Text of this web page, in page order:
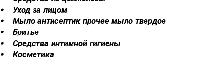
⦁ Уход за лицом
⦁ Мыло антисептик прочее мыло твердое
⦁ Бритье
⦁ Средства интимной гигиены
⦁ Косметика